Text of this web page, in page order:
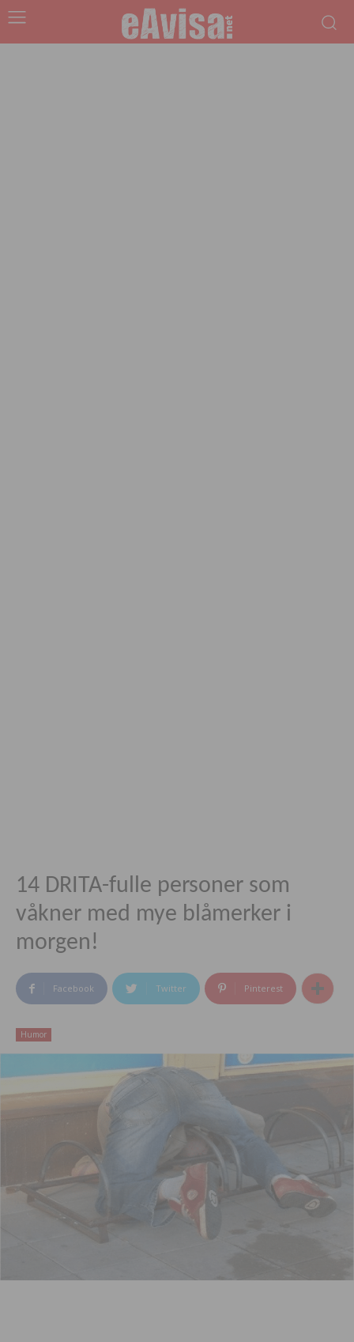
14 DRITA-fulle personer som
våkner med mye blåmerker i
morgen!
Facebook Twitter Pinterest
Humor